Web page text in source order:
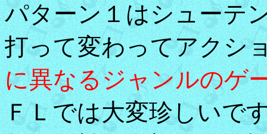
パターン１はシューテ
打って変わってアクシ
に異なるジャンルのゲ
ＦＬでは大変珍しいで